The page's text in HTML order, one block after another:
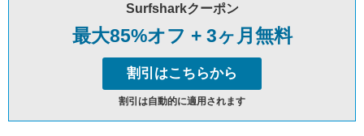
Surfsharkクーポン
最大85%オフ + 3ヶ月無料
割引はこちらから
割引は自動的に適用されます